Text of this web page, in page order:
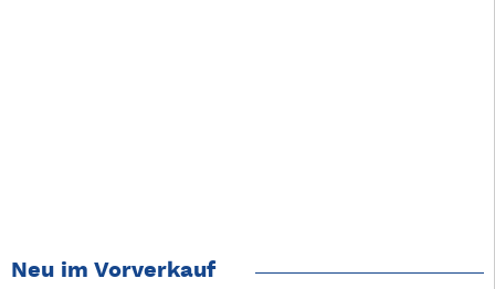
Neu im Vorverkauf